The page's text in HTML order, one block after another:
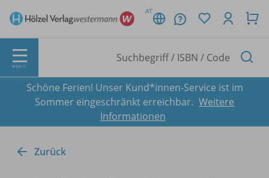
AT
MENÜ
Schöne Ferien! Unser Kund*innen-Service ist im
Sommer eingeschränkt erreichbar. Weitere
Informationen
Zurück